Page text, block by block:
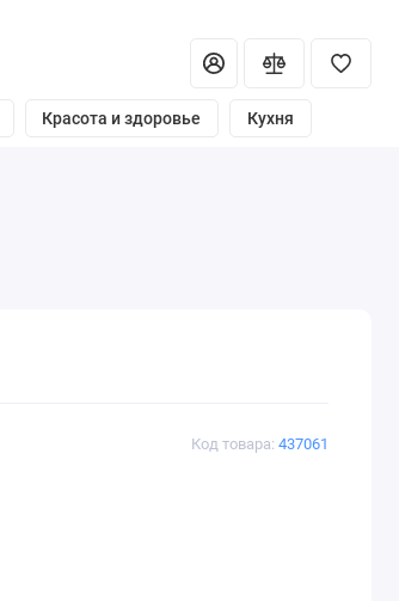
Красота и здоровье Кухня
Код товара: 437061